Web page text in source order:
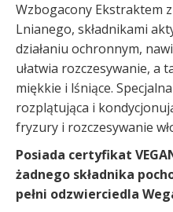
Wzbogacony Ekstraktem
Lnianego, składnikami
działaniu ochronnym,
ułatwia rozczesywanie, a
miękkie i lśniące.
rozplątująca i
fryzury i rozczesywanie
Posiada certyfikat
żadnego składnika
pełni odzwierciedla